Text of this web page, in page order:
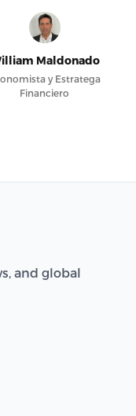
Maldonado
y Estratega
Financiero
and global